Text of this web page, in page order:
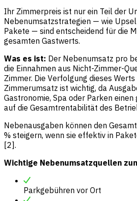
Ihr Zimmerpreis ist nur ein Teil der
Nebenumsatzstrategien — wie
Pakete — sind entscheidend für die
gesamten Gastwerts.
Was es ist: Der Nebenumsatz pro
die Einnahmen aus Nicht-Zimmer-
Zimmer. Die Verfolgung dieses
Zimmerumsatz ist wichtig, da
Gastronomie, Spa oder Parken
auf die Gesamtrentabilität des
Nebenausgaben können den
% steigern, wenn sie effektiv in
[2].
Wichtige Nebenumsatzquellen
Parkgebühren vor Ort